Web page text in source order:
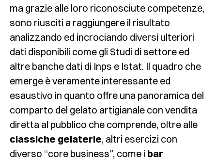
ma grazie alle loro riconosciute competenze,
sono riusciti a raggiungere il risultato
analizzando ed incrociando diversi ulteriori
dati disponibili come gli Studi di settore ed
altre banche dati di Inps e Istat. Il quadro che
emerge è veramente interessante ed
esaustivo in quanto offre una panoramica del
comparto del gelato artigianale con vendita
diretta al pubblico che comprende, oltre alle
classiche gelaterie, altri esercizi con
diverso “core business”, come i bar